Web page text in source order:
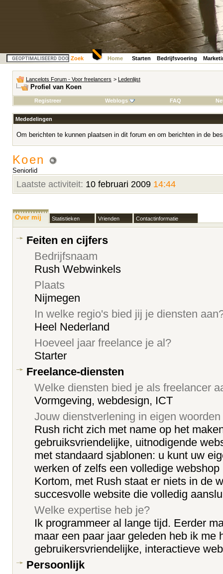
Zoek Home Starten Bedrijfsvoering
Lancelots Forum - Voor freelancers > Ledenlijst
Profiel van Koen
Registreer Weblogs FAQ
Mededelingen
Om berichten te kunnen plaatsen in dit forum en om berichten in de
Koen
Seniorlid
Laatste activiteit: 10 februari 2009 14:44
Over mij Statistieken Vrienden Contactinformatie
Feiten en cijfers
Bedrijfsnaam
Rush Webwinkels
Plaats
Nijmegen
In welke regio's bied jij je diensten
Heel Nederland
Hoeveel jaar freelance je al?
Starter
Freelance-diensten
Welke diensten bied je als freelancer
Vormgeving, webdesign, ICT
Jouw dienstverlening in eigen woorden
Rush richt zich met name op het
gebruiksvriendelijke, uitnodigende
met standaard sjablonen: u kunt uw
werken of zelfs een volledige
Kortom, met Rush staat er niets in de
succesvolle website die volledig
Welke expertise heb je?
Ik programmeer al lange tijd. Eerder
maar een paar jaar geleden heb ik me
gebruikersvriendelijke, interactieve
Persoonlijk